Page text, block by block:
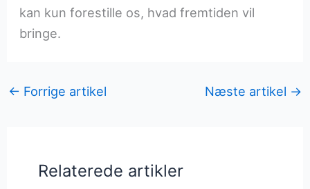
kan kun forestille os, hvad fremtiden vil
bringe.
← Forrige artikel Næste artikel →
Relaterede artikler